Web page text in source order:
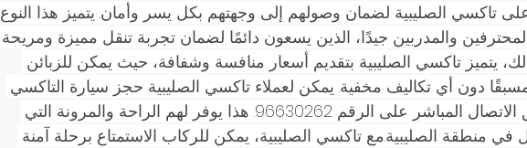
تاكسي الأفنيوز تكسيات الكويت شركات التاكسي مشاوير يومية
والمواصلات تاكسي صباح السالم توصيل سريع خدمات النقل المحلي
تاكسي الصليبية لضمان وصولهم إلى وجهتهم بكل يسر وأمان. يتميز هذا النوع
والمدربين جيدًا، الذين يسعون دائمًا لضمان تجربة تنقل مميزة ومريحة
يتميز تاكسي الصليبية بتقديم أسعار منافسة وشفافة، حيث يمكن للزبائن
دون أي تكاليف مخفية. يمكن لعملاء تاكسي الصليبية حجز سيارة التاكسي
بكل سهولة عن طريق الاتصال المباشر على الرقم 96630262. هذا يوفر لهم الراحة والمرونة التي
في منطقة الصليبية.مع تاكسي الصليبية، يمكن للركاب الاستمتاع برحلة آمنة